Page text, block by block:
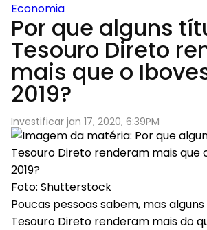
Economia
Por que alguns
Tesouro Direto
mais que o
2019?
Investificar jan 17, 2020, 6:39PM
Foto: Shutterstock
Poucas pessoas sabem, mas
Tesouro Direto renderam mais do